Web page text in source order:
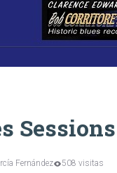
Sessions
Fernández 508 visitas